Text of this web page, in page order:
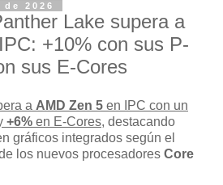
2026
Lake supera a
+10% con sus P-
sus E-Cores
a AMD Zen 5 en IPC con un
+6% en E-Cores, destacando
gráficos integrados según el
los nuevos procesadores Core